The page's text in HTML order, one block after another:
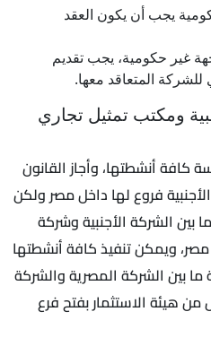
يجب أن يكون العقد
غير حكومية، يجب تقديم
المتعاقد معها.
ومكتب تمثيل تجاري
كافة أنشطتها، وأجاز القانون
فروع لها داخل مصر ولكن
الشركة الأجنبية وشركة
ويمكن تنفيذ كافة أنشطتها
ما بين الشركة المصرية والشركة
من هيئة الاستثمار بفتح فرع